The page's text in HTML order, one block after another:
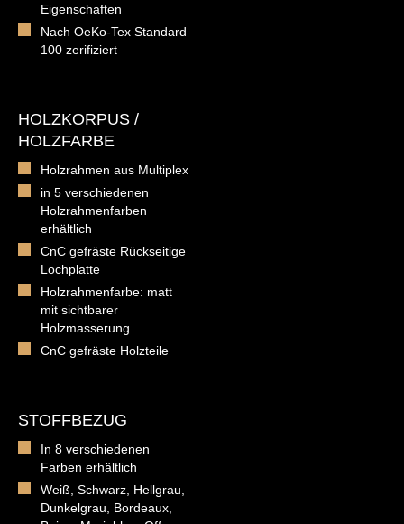
Eigenschaften
Nach OeKo-Tex Standard
100 zerifiziert
HOLZKORPUS /
HOLZFARBE
Holzrahmen aus Multiplex
in 5 verschiedenen
Holzrahmenfarben
erhältlich
CnC gefräste Rückseitige
Lochplatte
Holzrahmenfarbe: matt
mit sichtbarer
Holzmasserung
CnC gefräste Holzteile
STOFFBEZUG
In 8 verschiedenen
Farben erhältlich
Weiß, Schwarz, Hellgrau,
Dunkelgrau, Bordeaux,